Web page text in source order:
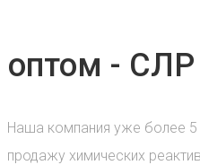
-
Наша компания уже более
продажу химических